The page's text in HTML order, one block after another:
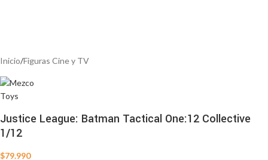
Inicio/Figuras Cine y TV
Justice League: Batman Tactical One:12 Collective
1/12
$79.990